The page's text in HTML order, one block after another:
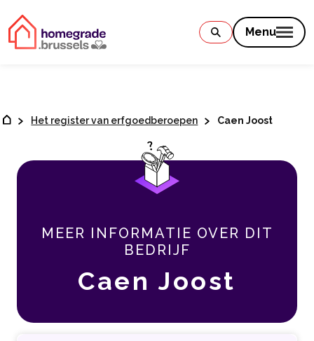
Menu
Het register van erfgoedberoepen Caen Joost
MEER INFORMATIE OVER DIT
BEDRIJF
Caen Joost